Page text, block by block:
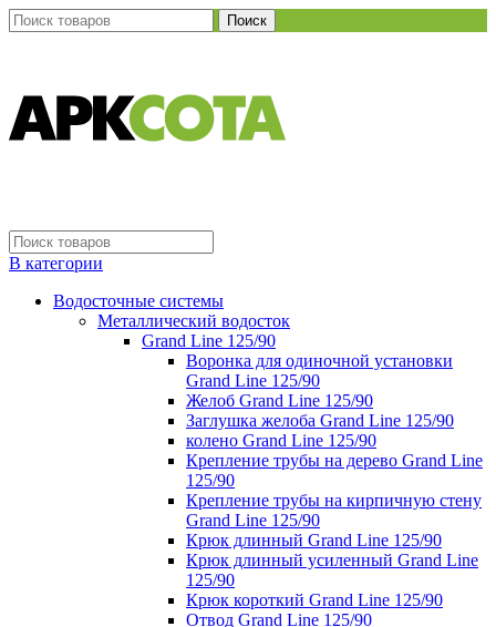
Поиск
В категории
Водосточные системы
Металлический водосток
Grand Line 125/90
Воронка для одиночной установки
Grand Line 125/90
Желоб Grand Line 125/90
Заглушка желоба Grand Line 125/90
колено Grand Line 125/90
Крепление трубы на дерево Grand Line
125/90
Крепление трубы на кирпичную стену
Grand Line 125/90
Крюк длинный Grand Line 125/90
Крюк длинный усиленный Grand Line
125/90
Крюк короткий Grand Line 125/90
Отвод Grand Line 125/90